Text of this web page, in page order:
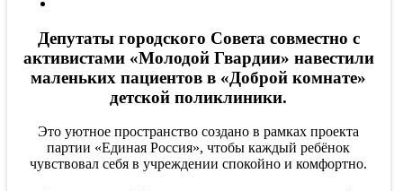
Депутаты городского Совета совместно с
активистами «Молодой Гвардии» навестили
маленьких пациентов в «Доброй комнате»
детской поликлиники.
Это уютное пространство создано в рамках проекта
партии «Единая Россия», чтобы каждый ребёнок
чувствовал себя в учреждении спокойно и комфортно.